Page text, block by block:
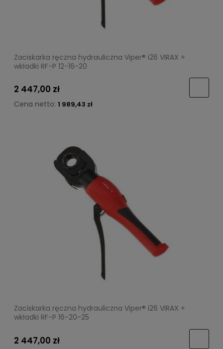
Zaciskarka ręczna hydrauliczna Viper® i26 VIRAX +
wkładki RF-P 12-16-20
2 447,00 zł
Cena netto: 1 989,43 zł
Zaciskarka ręczna hydrauliczna Viper® i26 VIRAX +
wkładki RF-P 16-20-25
2 447,00 zł